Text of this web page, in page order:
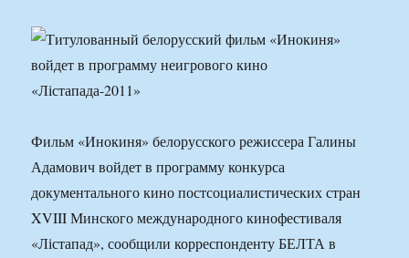
Фильм «Инокиня» белорусского режиссера Галины
Адамович войдет в программу конкурса
документального кино постсоциалистических стран
XVIII Минского международного кинофестиваля
«Лістапад», сообщили корреспонденту БЕЛТА в